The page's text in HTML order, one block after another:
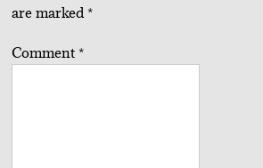
are marked *
Comment *